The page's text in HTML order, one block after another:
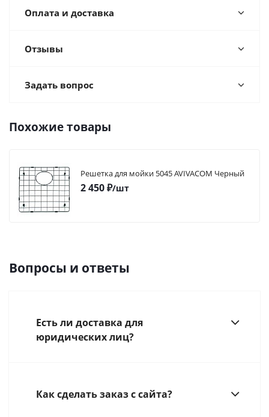
Оплата и доставка
Отзывы
Задать вопрос
Похожие товары
Решетка для мойки 5045 AVIVACOM Черный
2 450₽/шт
Вопросы и ответы
Есть ли доставка для
юридических лиц?
Как сделать заказ с сайта?